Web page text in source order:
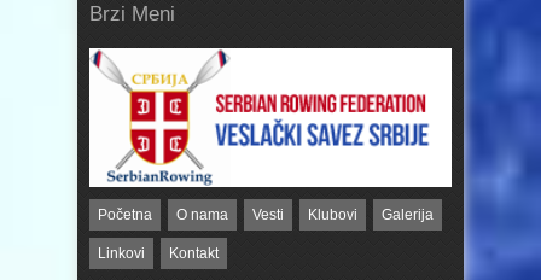
Brzi Meni
Početna O nama Vesti Klubovi Galerija
Linkovi Kontakt